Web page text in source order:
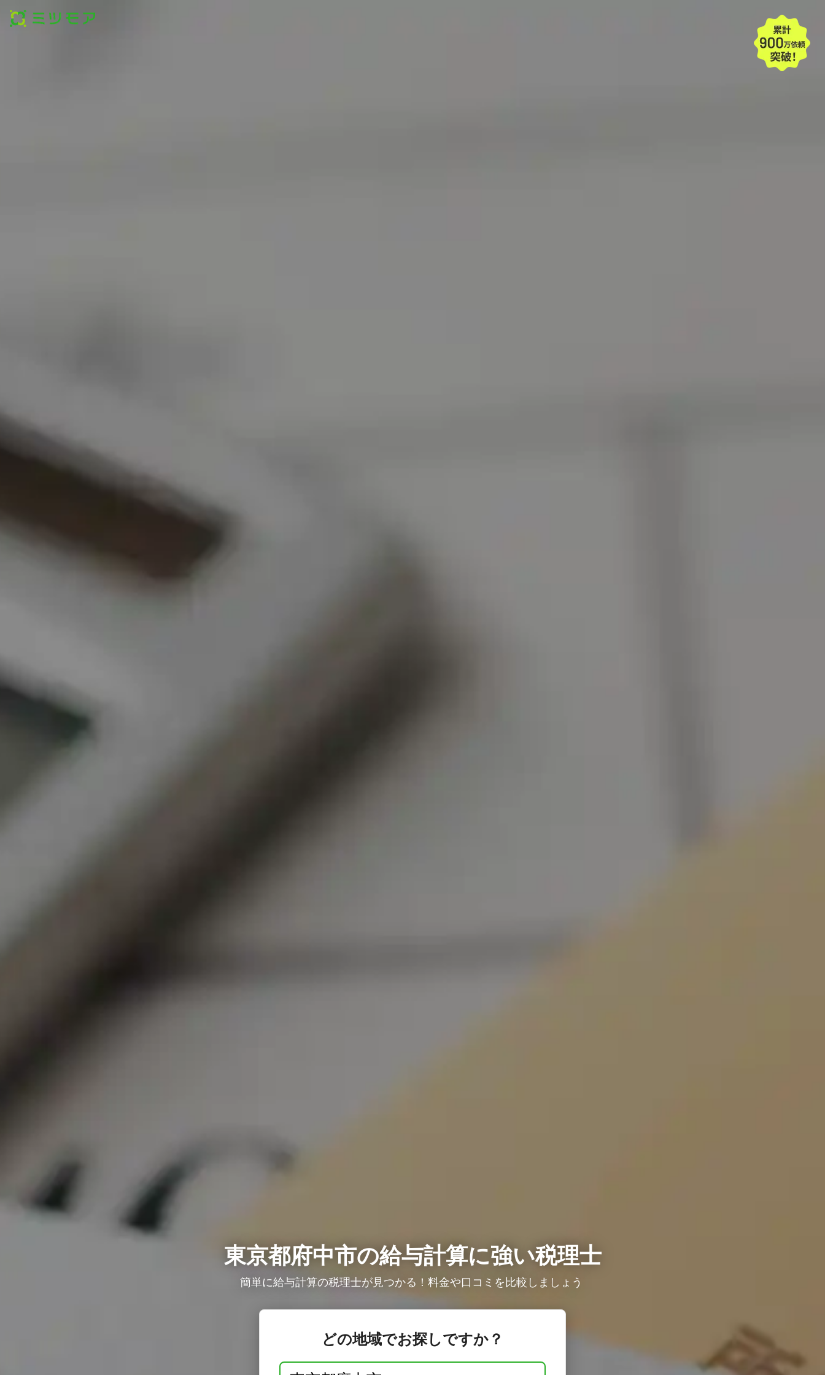
東京都府中市の給与計算に強い税理士
簡単に給与計算の税理士が見つかる！料金や口コミを比較しましょう ​
どの地域でお探しですか？